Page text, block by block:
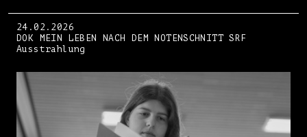
24.02.2026
DOK MEIN LEBEN NACH DEM NOTENSCHNITT SRF
Ausstrahlung